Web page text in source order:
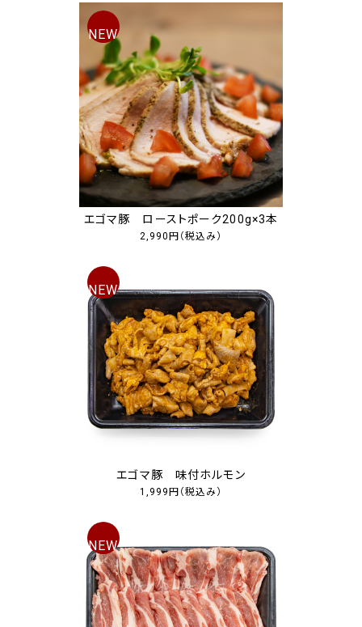
エゴマ豚 ローストポーク200g×3本
2,990円 （税込み）
エゴマ豚 味付ホルモン
1,999円 （税込み）